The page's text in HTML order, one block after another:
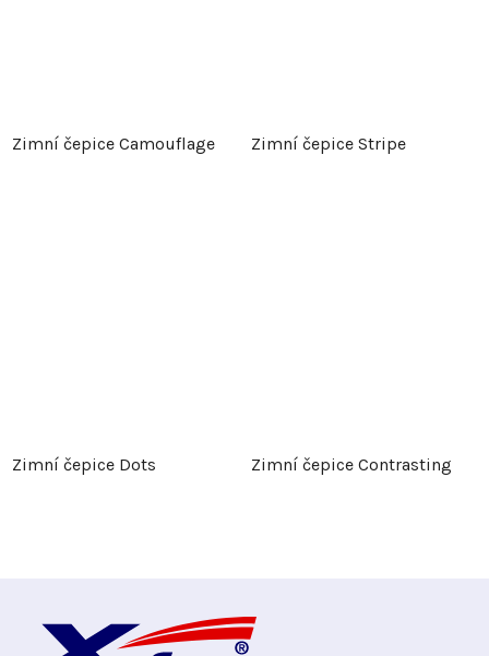
Zimní čepice Camouflage Zimní čepice Stripe
Zimní čepice Dots Zimní čepice Contrasting